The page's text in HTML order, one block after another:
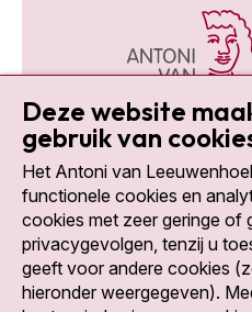
Social media
Deze website
gebruik van
Het Antoni van
functionele cookies en
cookies met zeer geringe of
privacygevolgen, tenzij u
geeft voor andere cookies
hieronder weergegeven).